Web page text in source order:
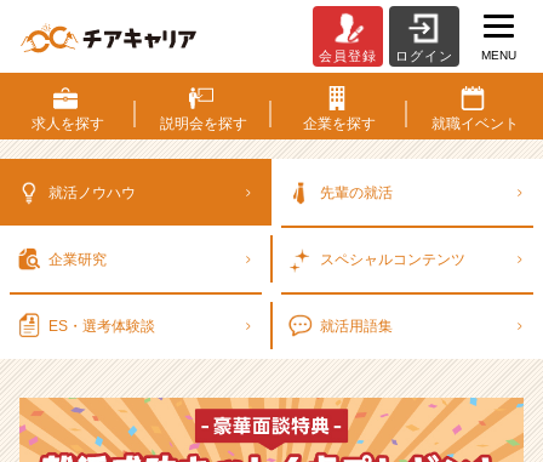
考
対
策・
ウ
ベ
ン
チ
会員登録 ログイン MENU
求人を探す 説明会を探す 企業を探す 就職イベント
就活ノウハウ 先輩の就活
企業研究 スペシャルコンテンツ
ES・選考体験談 就活用語集